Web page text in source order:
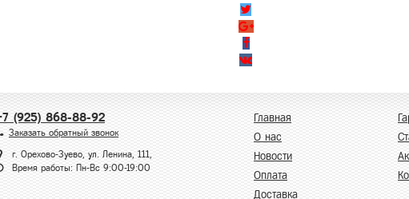
(925) 868-88-92
Заказать обратный звонок
г. Орехово-Зуево, ул. Ленина, 111,
Время работы: Пн-Вс 9:00-19:00
Главная
О нас
Новости
Оплата
Доставка